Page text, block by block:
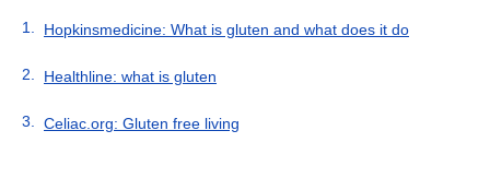
Hopkinsmedicine: What is gluten and what does it do
Healthline: what is gluten
Celiac.org: Gluten free living